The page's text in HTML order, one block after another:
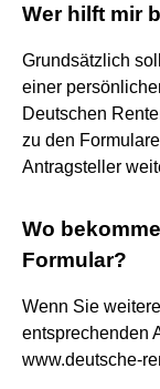
Wer hilft mir
Grundsätzlich
einer
Deutschen
zu den
Antragsteller
Wo
Formular?
Wenn Sie
entsprechenden
www.deutsche-